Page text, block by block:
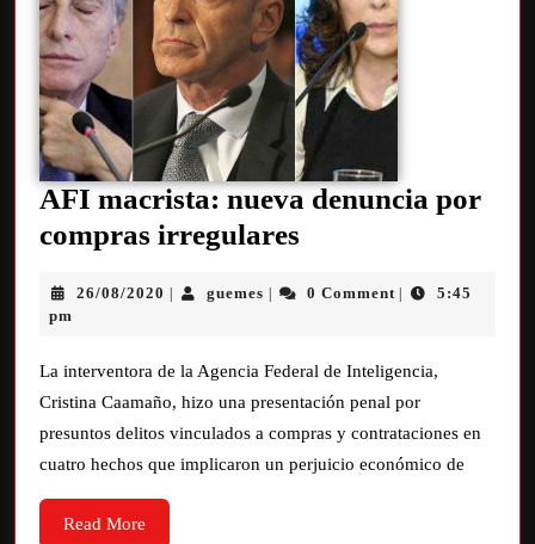
AFI macrista: nueva denuncia por
compras irregulares
26/08/2020 guemes 0 Comment
5:45
pm
La interventora de la Agencia Federal de Inteligencia,
Cristina Caamaño, hizo una presentación penal por
presuntos delitos vinculados a compras y contrataciones en
cuatro hechos que implicaron un perjuicio económico de
Read More